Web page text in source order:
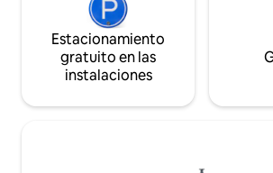
Estacionamiento
gratuito en las
instalaciones